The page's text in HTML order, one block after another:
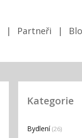
Partneři
Kategorie
Bydlení(26)